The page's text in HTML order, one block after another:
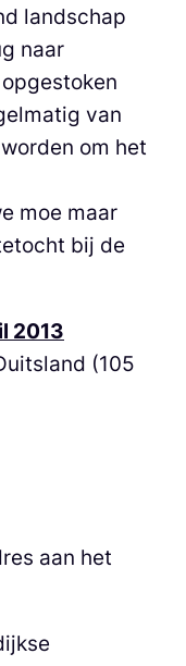
landschap
naar
van
om het
moe maar
bij de
2013
(105
aan het